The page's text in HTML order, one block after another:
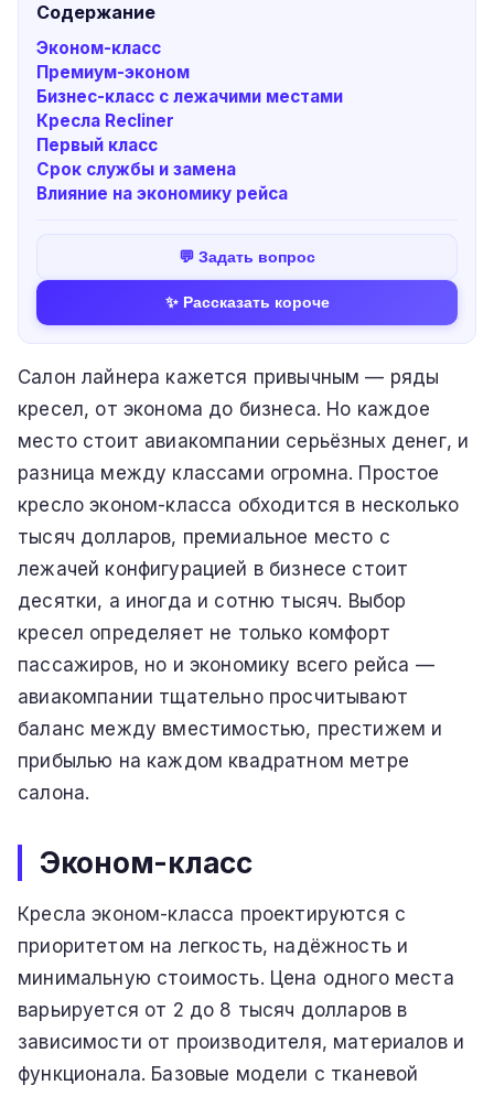
Содержание
Эконом-класс
Премиум-эконом
Бизнес-класс с лежачими местами
Кресла Recliner
Первый класс
Срок службы и замена
Влияние на экономику рейса
💬 Задать вопрос
✨ Рассказать короче
Салон лайнера кажется привычным — ряды
кресел, от эконома до бизнеса. Но каждое
место стоит авиакомпании серьёзных денег, и
разница между классами огромна. Простое
кресло эконом-класса обходится в несколько
тысяч долларов, премиальное место с
лежачей конфигурацией в бизнесе стоит
десятки, а иногда и сотню тысяч. Выбор
кресел определяет не только комфорт
пассажиров, но и экономику всего рейса —
авиакомпании тщательно просчитывают
баланс между вместимостью, престижем и
прибылью на каждом квадратном метре
салона.
Эконом-класс
Кресла эконом-класса проектируются с
приоритетом на легкость, надёжность и
минимальную стоимость. Цена одного места
варьируется от 2 до 8 тысяч долларов в
зависимости от производителя, материалов и
функционала. Базовые модели с тканевой